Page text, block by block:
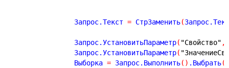
		Запрос.Текст
= СтрЗаменить(
		Запрос.УстановитьПараметр
( "Свойство" ,
		Запрос.УстановитьПараметр
(
		Выборка
= Запрос.Выполнить( ) .Выбрать(